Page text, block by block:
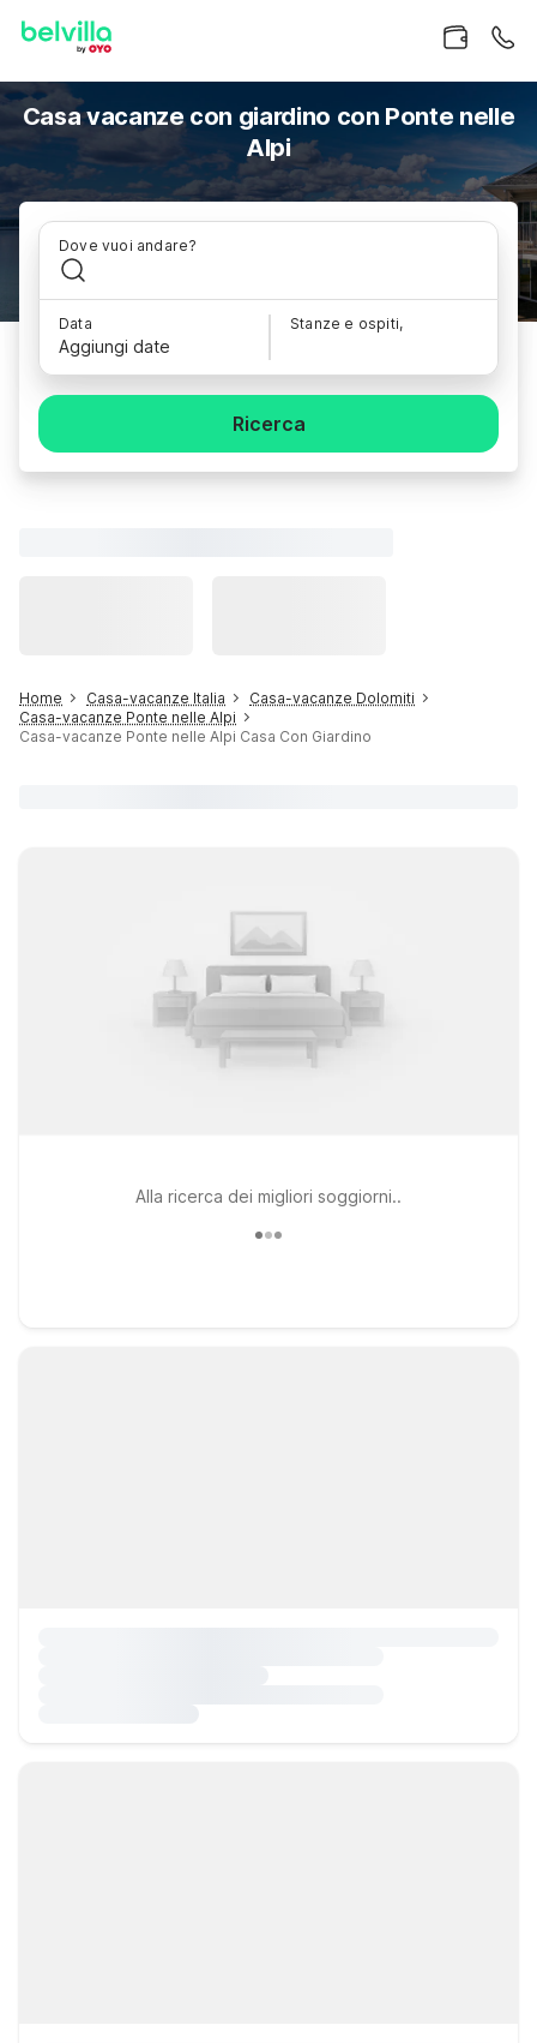
Casa vacanze con giardino con Ponte nelle
Alpi
Dove vuoi andare?
Data
Aggiungi date
Stanze e ospiti,
Ricerca
Home Casa-vacanze Italia
Casa-vacanze Dolomiti
Casa-vacanze Ponte nelle Alpi
Casa-vacanze Ponte nelle Alpi Casa Con Giardino
Alla ricerca dei migliori soggiorni..